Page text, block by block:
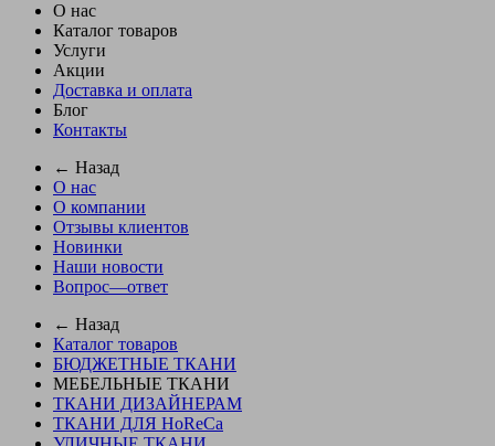
О нас
Каталог товаров
Услуги
Акции
Доставка и оплата
Блог
Контакты
← Назад
О нас
О компании
Отзывы клиентов
Новинки
Наши новости
Вопрос—ответ
← Назад
Каталог товаров
БЮДЖЕТНЫЕ ТКАНИ
МЕБЕЛЬНЫЕ ТКАНИ
ТКАНИ ДИЗАЙНЕРАМ
ТКАНИ ДЛЯ HoReCa